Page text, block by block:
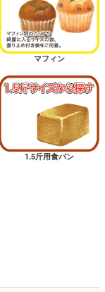
マフィン
1.5斤用食パン